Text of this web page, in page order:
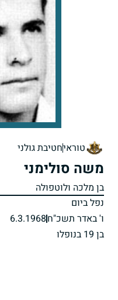
טוראיחטיבת גולני
משה סולימני
בן מלכה ולוטפולה
נפל ביום
ו' באדר תשכ"ח6.3.1968
בן 19 בנופלו